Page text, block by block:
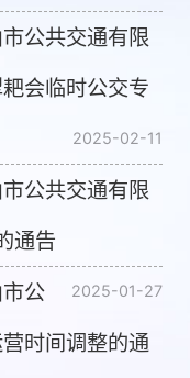
公共交通有限
会临时公交专
2025-02-11
公共交通有限
通告
2025-01-27
公
时间调整的通